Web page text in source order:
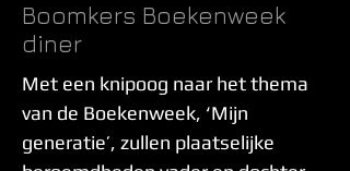
Boomkers Boekenweek
diner
Met een knipoog naar het thema
van de Boekenweek, ‘Mijn
generatie’, zullen plaatselijke